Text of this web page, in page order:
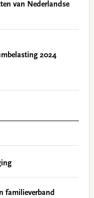
van Nederlandse
2024
familieverband